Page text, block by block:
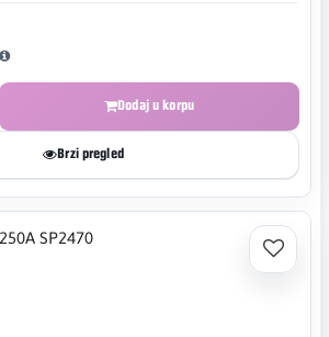
Dodaj u korpu
Brzi pregled